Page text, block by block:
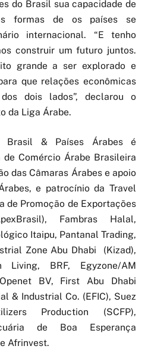
do Brasil sua capacidade de
formas de os países se
internacional. “E tenho
construir um futuro juntos.
grande a ser explorado e
que relações econômicas
dois lados”, declarou o
da Liga Árabe.
Brasil & Países Árabes é
Comércio Árabe Brasileira
das Câmaras Árabes e apoio
e patrocínio da Travel
de Promoção de Exportações
Fambras Halal,
Itaipu, Pantanal Trading,
Zone Abu Dhabi (Kizad),
BRF, Egyzone/AM
BV, First Abu Dhabi
& Industrial Co. (EFIC), Suez
Production (SCFP),
de Boa Esperança
Afrinvest.